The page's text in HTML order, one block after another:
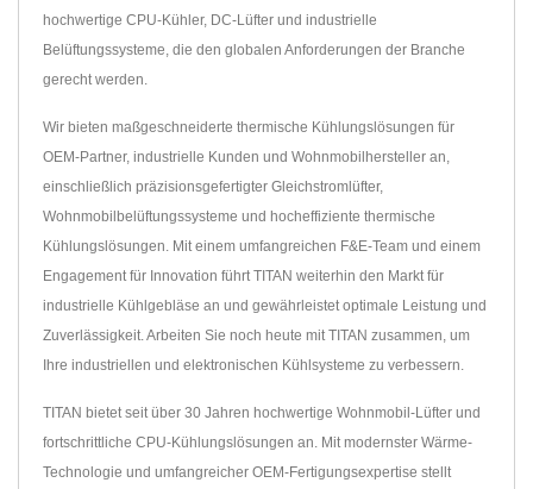
hochwertige CPU-Kühler, DC-Lüfter und industrielle
Belüftungssysteme, die den globalen Anforderungen der Branche
gerecht werden.
Wir bieten maßgeschneiderte thermische Kühlungslösungen für
OEM-Partner, industrielle Kunden und Wohnmobilhersteller an,
einschließlich präzisionsgefertigter Gleichstromlüfter,
Wohnmobilbelüftungssysteme und hocheffiziente thermische
Kühlungslösungen. Mit einem umfangreichen F&E-Team und einem
Engagement für Innovation führt TITAN weiterhin den Markt für
industrielle Kühlgebläse an und gewährleistet optimale Leistung und
Zuverlässigkeit. Arbeiten Sie noch heute mit TITAN zusammen, um
Ihre industriellen und elektronischen Kühlsysteme zu verbessern.
TITAN bietet seit über 30 Jahren hochwertige Wohnmobil-Lüfter und
fortschrittliche CPU-Kühlungslösungen an. Mit modernster Wärme-
Technologie und umfangreicher OEM-Fertigungsexpertise stellt